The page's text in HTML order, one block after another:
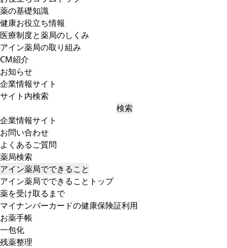
薬の基礎知識
健康お役立ち情報
医療制度と薬局のしくみ
アイン薬局の取り組み
CM紹介
お知らせ
企業情報サイト
サイト内検索
検索
企業情報サイト
お問い合わせ
よくあるご質問
薬局検索
アイン薬局でできること
アイン薬局でできることトップ
薬を受け取るまで
マイナンバーカードの健康保険証利用
お薬手帳
一包化
残薬整理